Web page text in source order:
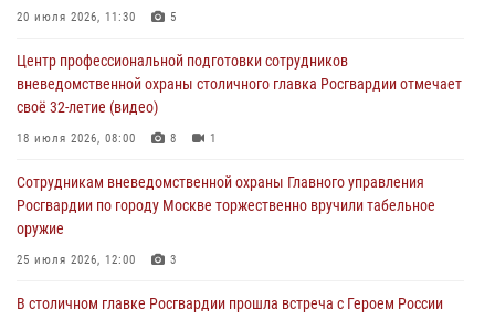
04 августа 2026, 14:00
В Москве росгвардейцы задержали подозреваемого в нападении
на охранника торгового центра (видео)
04 августа 2026, 08:00
находящегося в федеральном розыске (видео)
03 августа 2026, 12:00
Московские росгвардейцы пришли на помощь семье, у которой
20 июля 2026, 11:30 5
Центр профессиональной подготовки сотрудников
вневедомственной охраны столичного главка Росгвардии отмечает
своё 32-летие (видео)
18 июля 2026, 08:00 8 1
Сотрудникам вневедомственной охраны Главного управления
Росгвардии по городу Москве торжественно вручили табельное
оружие
25 июля 2026, 12:00 3
В столичном главке Росгвардии прошла встреча с Героем России